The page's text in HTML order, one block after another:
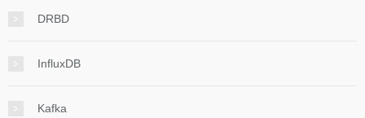
DRBD
InfluxDB
Kafka